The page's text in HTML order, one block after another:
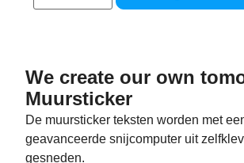
We create our own
Muursticker
De muursticker teksten worden met
geavanceerde snijcomputer uit
gesneden.